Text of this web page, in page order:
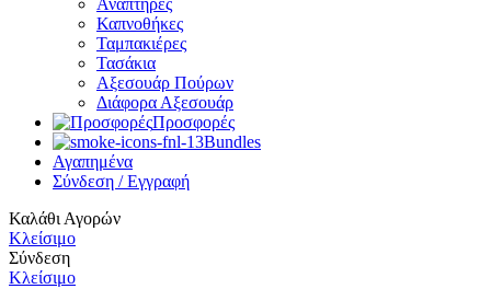
Αναπτήρες
Καπνοθήκες
Ταμπακιέρες
Τασάκια
Αξεσουάρ Πούρων
Διάφορα Αξεσουάρ
Προσφορές
Bundles
Αγαπημένα
Σύνδεση / Εγγραφή
Καλάθι Αγορών
Κλείσιμο
Σύνδεση
Κλείσιμο